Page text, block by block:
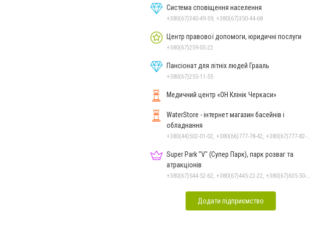
Система сповіщення населення
+380(67)340-49-59, +380(67)350-44-68
Центр правової допомоги, юридичні послуги
+380(67)259-05-22
Пансіонат для літніх людей Грааль
+380(67)255-11-55
Медичний центр «ОН Клінік Черкаси»
WaterStore - інтернет магазин басейнів і
обладнання
+380(44)502-01-02, +380(66)777-78-42, +380(67)777-82-19, +380(67)890-80-80, +380(73)890-80-80, +380(44)502-01-03
Super Park "V" (Супер Парк), парк розваг та
атракціонів
+380(67)544-52-62, +380(67)445-22-22, +380(67)635-50-50
Додати підприємство